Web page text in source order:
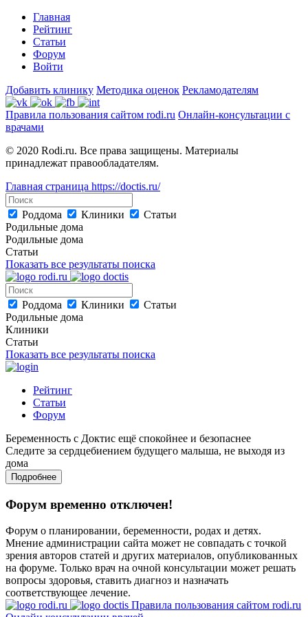
Главная
Рейтинг
Статьи
Форум
Войти
Добавить клинику Методика оценок Рекламодателям
Правила пользования сайтом rodi.ru Онлайн-консультации с
врачами
© 2020 Rodi.ru. Все права защищены. Материалы
принадлежат правообладателям.
Главная страница https://doctis.ru/
Роддома Клиники
Статьи
Родильные дома
Родильные дома
Статьи
Показать все результаты поиска
Роддома Клиники
Статьи
Родильные дома
Клиники
Статьи
Показать все результаты поиска
Рейтинг
Статьи
Форум
Беременность с Доктис ещё спокойнее и безопаснее
Следите за сердцебиением будущего малыша, не выходя из
дома
Подробнее
Форум временно отключен!
Форум о планировании, беременности, родах и детях.
Мнение администрации сайта может не совпадать с точкой
зрения авторов статей и других материалов, опубликованных
на форуме. Только врач на очной консультации может решать
вопросы здоровья, ставить диагноз и назначать
соответствующее лечение.
Правила пользования сайтом rodi.ru